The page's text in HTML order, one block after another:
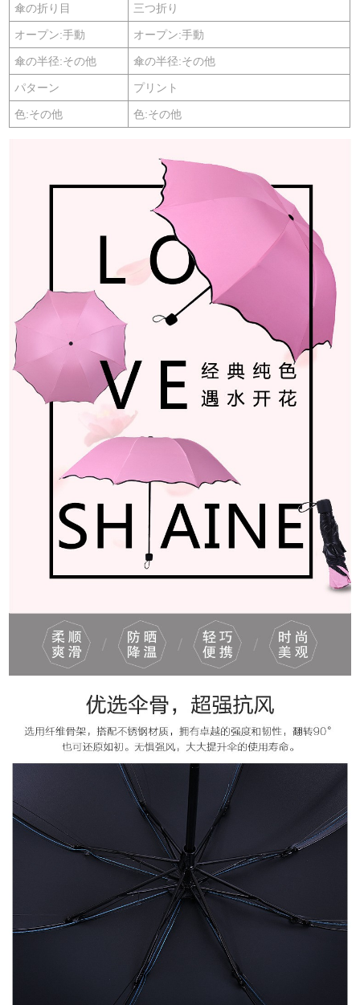
傘の折り目 三つ折り
オープン:手動 オープン:手動
傘の半径:その他 傘の半径:その他
パターン プリント
色:その他 色:その他